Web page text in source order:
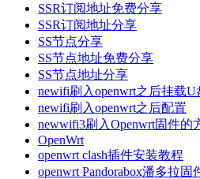
SSR订阅地址免费分享
SSR订阅地址分享
SS节点分享
SS节点地址免费分享
SS节点地址分享
newifi刷入openwrt之后挂载U
newifi刷入openwrt之后配置
newwifi3刷入Openwrt固件的
OpenWrt
openwrt clash插件安装教程
openwrt Pandorabox潘多拉固